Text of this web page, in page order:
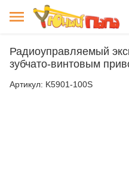
Радиоуправляемый
зубчато-винтовым
Артикул: K5901-100S